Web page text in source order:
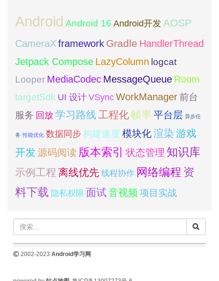
Android Android 16 Android开发 AOSP
CameraX framework Gradle HandlerThread
Jetpack Compose LazyColumn logcat
Looper MediaCodec MessageQueue Room
targetSdk UI 设计 VSyncWorkManager前台
服务 回放 学习路线 工程化 帧率 平台层 异步任
务 性能优化 数据同步 构建速度 模块化渲染 游戏
开发 源码阅读 版本索引 状态管理 知识库
示例工程 离线优先 线程协作 网络编程 资
料下载 隐私权限 面试 音视频 项目实战
2002-2023 Android学习网